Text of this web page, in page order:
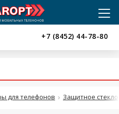
+7 (8452) 44-78-80
для телефонов Защитное стекло